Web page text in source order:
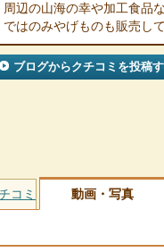
周辺の山海の幸や加工食品
ではのみやげものも販売して
ブログからクチコミを投稿
コミ 動画・写真